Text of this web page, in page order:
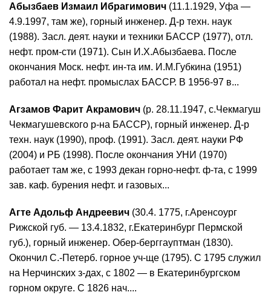
Абызбаев Измаил Ибрагимович (11.1.1929, Уфа —
4.9.1997, там же), горный инженер. Д-р техн. наук
(1988). Засл. деят. науки и техники БАССР (1977), отл.
нефт. пром-сти (1971). Сын И.Х.Абызбаева. После
окончания Моск. нефт. ин-та им. И.М.Губкина (1951)
работал на нефт. промыслах БАССР. В 1956-97 в...
Агзамов Фарит Акрамович (р. 28.11.1947, с.Чекмагуш
Чекмагушевского р-на БАССР), горный инженер. Д-р
техн. наук (1990), проф. (1991). Засл. деят. науки РФ
(2004) и РБ (1998). После окончания УНИ (1970)
работает там же, с 1993 декан горно-нефт. ф-та, с 1999
зав. каф. бурения нефт. и газовых...
Агте Адольф Андреевич (30.4. 1775, г.Аренсоург
Рижской губ. — 13.4.1832, г.Екатеринбург Пермской
губ.), горный инженер. Обер-берггауптман (1830).
Окончил С.-Петерб. горное уч-ще (1795). С 1795 служил
на Нерчинских з-дах, с 1802 — в Екатеринбургском
горном округе. С 1826 нач....